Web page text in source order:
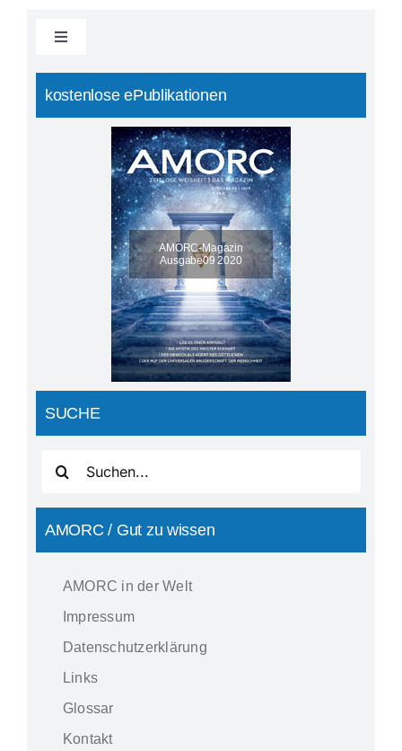
Toggle
Informationen
Friedensreiter
Veranstaltungen
Friedensmeditation
was wir erhoffen…
YouTube
Spenden
Wegbeschreibung
kostenlose ePublikationen
AMORC-Magazin
Ausgabe09 2020
SUCHE
nach:
AMORC / Gut zu wissen
AMORC in der Welt
Impressum
Datenschutzerklärung
Links
Glossar
Kontakt